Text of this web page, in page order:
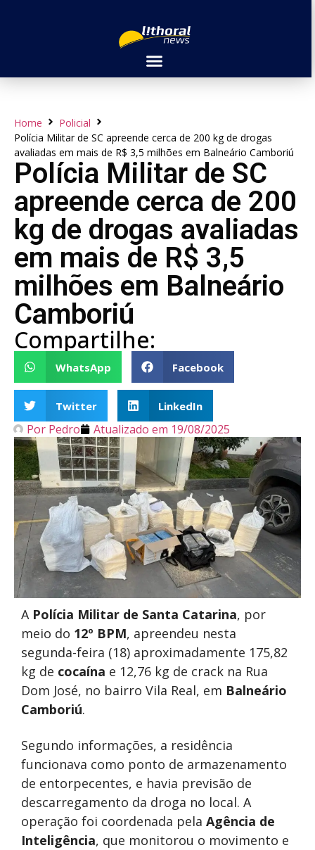
Home
Policial
Polícia Militar de SC apreende cerca de 200 kg de drogas
avaliadas em mais de R$ 3,5 milhões em Balneário Camboriú
Polícia Militar de SC
apreende cerca de 200
kg de drogas avaliadas
em mais de R$ 3,5
milhões em Balneário
Camboriú
Compartilhe:
WhatsApp Facebook
Twitter LinkedIn
Por Pedro Atualizado em 19/08/2025
A Polícia Militar de Santa Catarina, por
meio do 12º BPM, apreendeu nesta
segunda-feira (18) aproximadamente 175,82
kg de cocaína e 12,76 kg de crack na Rua
Dom José, no bairro Vila Real, em Balneário
Camboriú.
Segundo informações, a residência
funcionava como ponto de armazenamento
de entorpecentes, e havia previsão de
descarregamento da droga no local. A
operação foi coordenada pela Agência de
Inteligência, que monitorou o movimento e